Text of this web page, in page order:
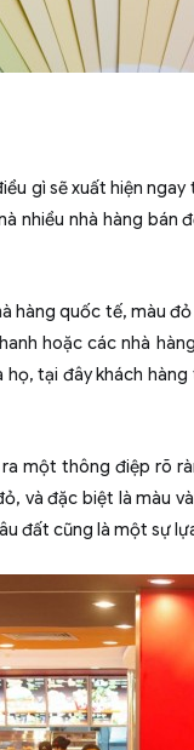
gì sẽ xuất hiện
nhiều nhà hàng bán
hàng quốc tế, màu
hoặc các nhà
tại đây khách
một thông điệp rõ
và đặc biệt là màu
đất cũng là một sự